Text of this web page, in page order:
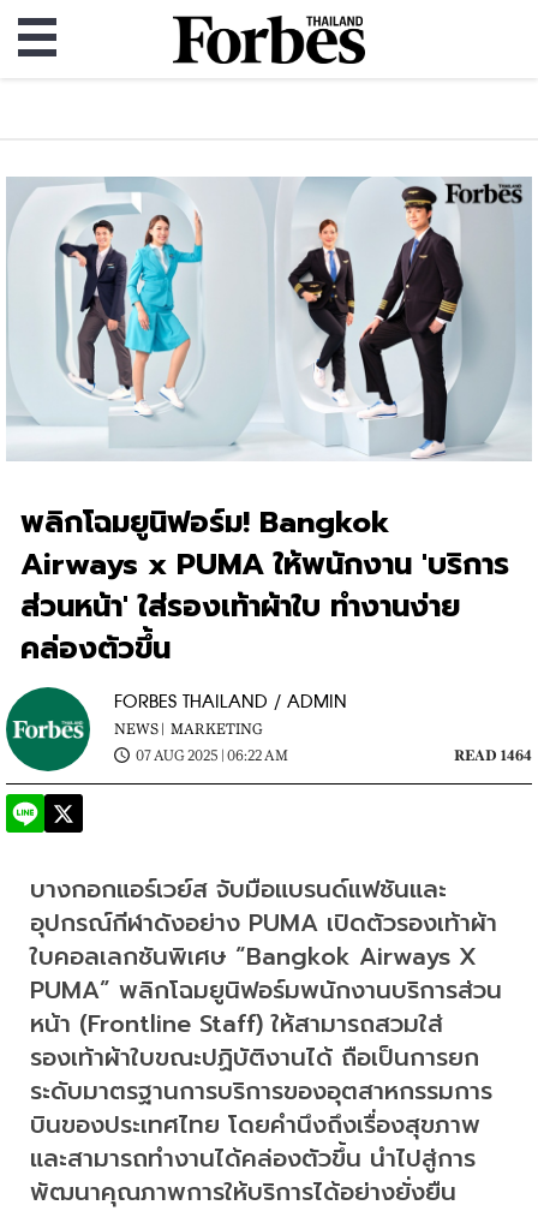
พลิกโฉมยูนิฟอร์ม! Bangkok
Airways x PUMA ให้พนักงาน 'บริการ
ส่วนหน้า' ใส่รองเท้าผ้าใบ ทำงานง่าย
คล่องตัวขึ้น
FORBES THAILAND / ADMIN
NEWS | MARKETING
07 AUG 2025 | 06:22 AM
READ 1464
บางกอกแอร์เวย์ส จับมือแบรนด์แฟชันและ
อุปกรณ์กีฬาดังอย่าง PUMA เปิดตัวรองเท้าผ้า
ใบคอลเลกชันพิเศษ “Bangkok Airways X
PUMA” พลิกโฉมยูนิฟอร์มพนักงานบริการส่วน
หน้า (Frontline Staff) ให้สามารถสวมใส่
รองเท้าผ้าใบขณะปฏิบัติงานได้ ถือเป็นการยก
ระดับมาตรฐานการบริการของอุตสาหกรรมการ
บินของประเทศไทย โดยคำนึงถึงเรื่องสุขภาพ
และสามารถทำงานได้คล่องตัวขึ้น นำไปสู่การ
พัฒนาคุณภาพการให้บริการได้อย่างยั่งยืน